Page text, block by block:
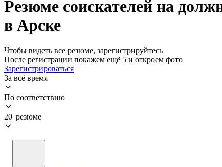
Резюме соискателей на
в Арске
Чтобы видеть все резюме, зарегистрируйтесь
После регистрации покажем ещё 5 и откроем фото
Зарегистрироваться
За всё время
По соответствию
20 резюме